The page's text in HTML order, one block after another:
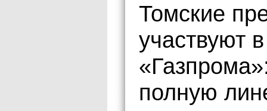
Томские
участвуют
полную